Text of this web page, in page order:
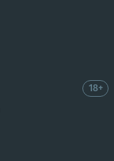
18+